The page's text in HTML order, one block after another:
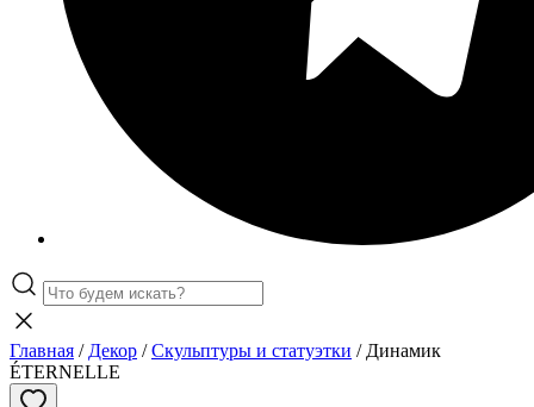
Главная / Декор /Скульптуры и статуэтки / Динамик
ÉTERNELLE